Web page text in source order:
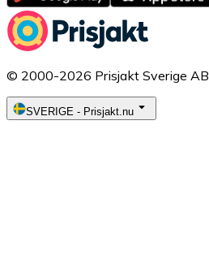
© 2000-2026 Prisjakt Sverige AB
SVERIGE - Prisjakt.nu